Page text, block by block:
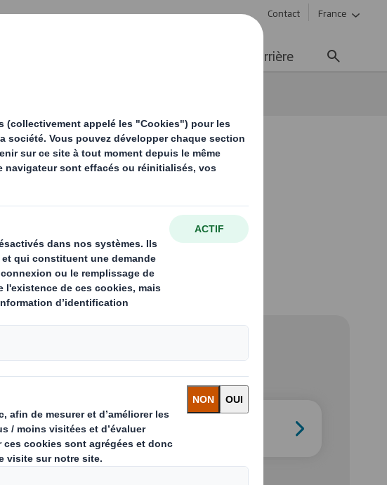
Contact France
Carrière
à votre demande.
RH et Recrutement